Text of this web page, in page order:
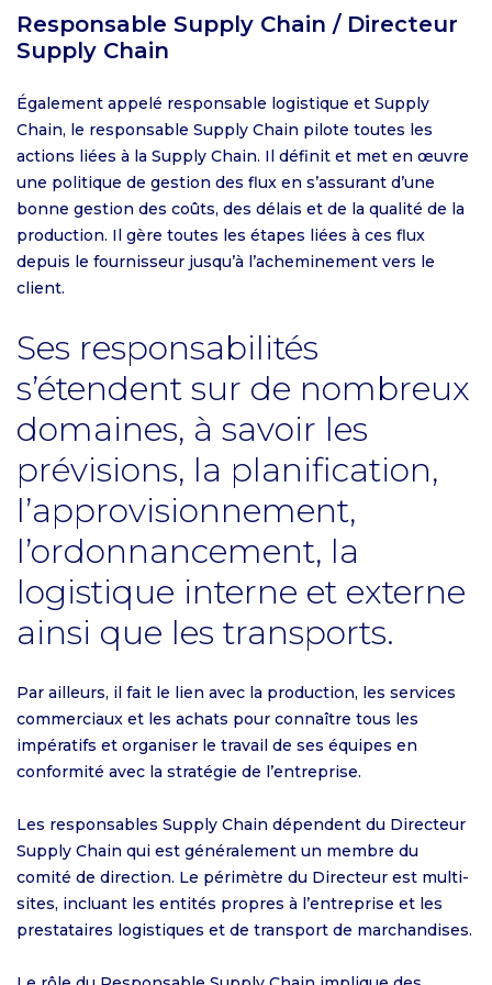
Responsable Supply Chain / Directeur
Supply Chain
Également appelé responsable logistique et Supply
Chain, le responsable Supply Chain pilote toutes les
actions liées à la Supply Chain. Il définit et met en œuvre
une politique de gestion des flux en s’assurant d’une
bonne gestion des coûts, des délais et de la qualité de la
production. Il gère toutes les étapes liées à ces flux
depuis le fournisseur jusqu’à l’acheminement vers le
client.
Ses responsabilités
s’étendent sur de nombreux
domaines, à savoir les
prévisions, la planification,
l’approvisionnement,
l’ordonnancement, la
logistique interne et externe
ainsi que les transports.
Par ailleurs, il fait le lien avec la production, les services
commerciaux et les achats pour connaître tous les
impératifs et organiser le travail de ses équipes en
conformité avec la stratégie de l’entreprise.
Les responsables Supply Chain dépendent du Directeur
Supply Chain qui est généralement un membre du
comité de direction. Le périmètre du Directeur est multi-
sites, incluant les entités propres à l’entreprise et les
prestataires logistiques et de transport de marchandises.